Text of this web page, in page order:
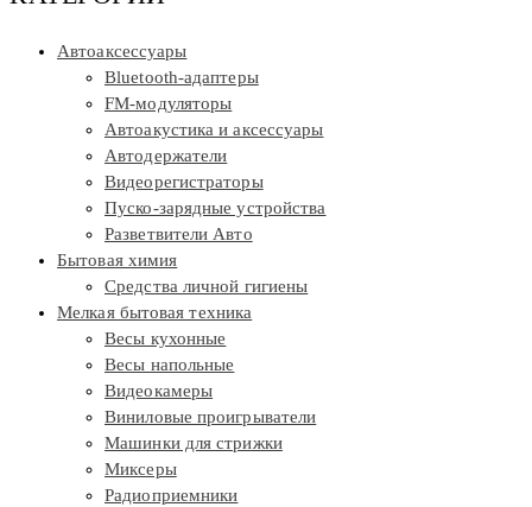
Автоаксессуары
Bluetooth-адаптеры
FM-модуляторы
Автоакустика и аксессуары
Автодержатели
Видеорегистраторы
Пуско-зарядные устройства
Разветвители Авто
Бытовая химия
Средства личной гигиены
Мелкая бытовая техника
Весы кухонные
Весы напольные
Видеокамеры
Виниловые проигрыватели
Машинки для стрижки
Миксеры
Радиоприемники